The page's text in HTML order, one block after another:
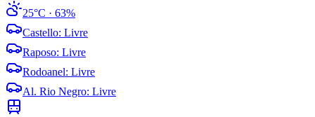
25°C · 63%
Castello: Livre
Raposo: Livre
Rodoanel: Livre
Al. Rio Negro: Livre